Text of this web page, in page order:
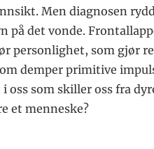
Men diagnosen
på det vonde.
personlighet, som gjør
demper primitive
oss som skiller oss fra
et menneske?